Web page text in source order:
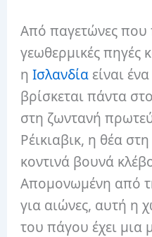
Από παγετώνες που
γεωθερμικές πηγές
ηΙσλανδία είναι
βρίσκεται πάντα
στη ζωντανή
Ρέικιαβικ, η θέα
κοντινά βουνά
Απομονωμένη από
για αιώνες, αυτή η
του πάγου έχει μια